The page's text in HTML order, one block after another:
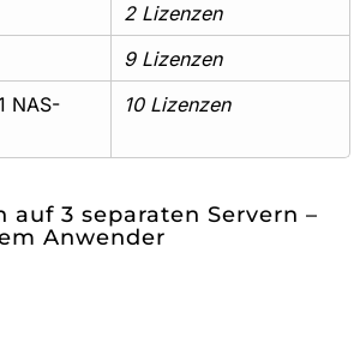
2 Lizenzen
9 Lizenzen
NAS-
10 Lizenzen
auf 3 separaten Servern –
Anwender